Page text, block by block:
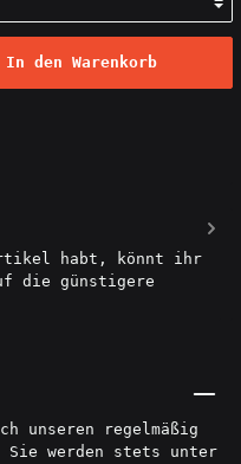
In den Warenkorb
Artikel habt, könnt ihr
die günstigere
unseren regelmäßig
Sie werden stets unter